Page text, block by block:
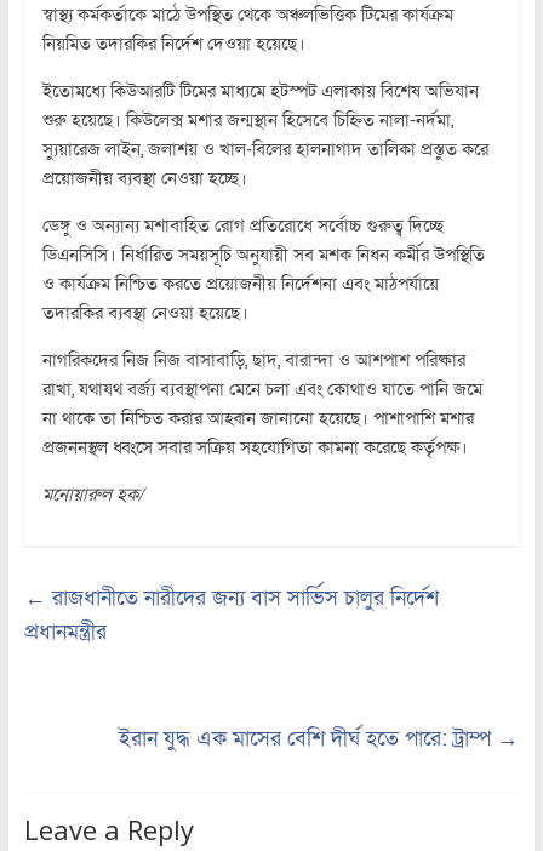
স্বাস্থ্য কর্মকর্তাকে মাঠে উপস্থিত থেকে অঞ্চলভিত্তিক টিমের কার্যক্রম
নিয়মিত তদারকির নির্দেশ দেওয়া হয়েছে।
ইতোমধ্যে কিউআরটি টিমের মাধ্যমে হটস্পট এলাকায় বিশেষ অভিযান
শুরু হয়েছে। কিউলেক্স মশার জন্মস্থান হিসেবে চিহ্নিত নালা-নর্দমা,
স্যুয়ারেজ লাইন, জলাশয় ও খাল-বিলের হালনাগাদ তালিকা প্রস্তুত করে
প্রয়োজনীয় ব্যবস্থা নেওয়া হচ্ছে।
ডেঙ্গু ও অন্যান্য মশাবাহিত রোগ প্রতিরোধে সর্বোচ্চ গুরুত্ব দিচ্ছে
ডিএনসিসি। নির্ধারিত সময়সূচি অনুযায়ী সব মশক নিধন কর্মীর উপস্থিতি
ও কার্যক্রম নিশ্চিত করতে প্রয়োজনীয় নির্দেশনা এবং মাঠপর্যায়ে
তদারকির ব্যবস্থা নেওয়া হয়েছে।
নাগরিকদের নিজ নিজ বাসাবাড়ি, ছাদ, বারান্দা ও আশপাশ পরিষ্কার
রাখা, যথাযথ বর্জ্য ব্যবস্থাপনা মেনে চলা এবং কোথাও যাতে পানি জমে
না থাকে তা নিশ্চিত করার আহ্বান জানানো হয়েছে। পাশাপাশি মশার
প্রজননস্থল ধ্বংসে সবার সক্রিয় সহযোগিতা কামনা করেছে কর্তৃপক্ষ।
মনোয়ারুল হক/
← রাজধানীতে নারীদের জন্য বাস সার্ভিস চালুর নির্দেশ
প্রধানমন্ত্রীর
ইরান যুদ্ধ এক মাসের বেশি দীর্ঘ হতে পারে: ট্রাম্প →
Leave a Reply